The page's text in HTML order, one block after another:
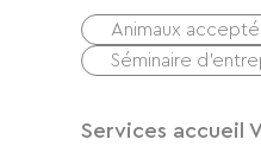
Animaux
Séminaire
Services accueil